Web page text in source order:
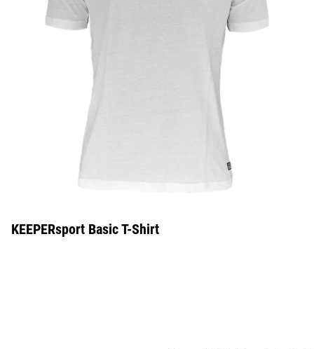
KEEPERsport Basic T-Shirt